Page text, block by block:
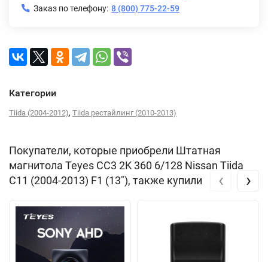
Заказ по телефону: 8 (800) 775-22-59
Категории
Tiida (2004-2012), Tiida рестайлинг (2010-2013)
Покупатели, которые приобрели Штатная
магнитола Teyes CC3 2K 360 6/128 Nissan Tiida
C11 (2004-2013) F1 (13"), также купили
‹ ›